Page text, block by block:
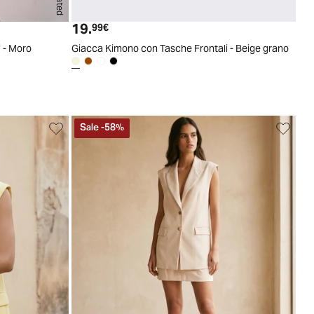
Moro
Prezzo attuale
19.99€
Giacca Kimono con Tasche Frontali - Beige grano
Sale-58%